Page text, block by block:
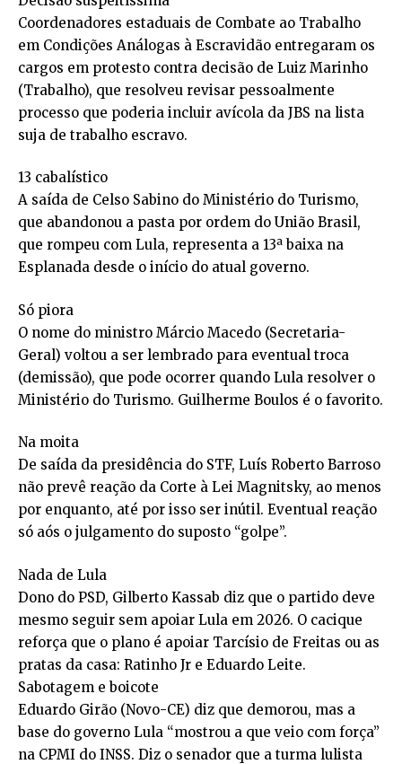
Coordenadores estaduais de Combate ao Trabalho
em Condições Análogas à Escravidão entregaram os
cargos em protesto contra decisão de Luiz Marinho
(Trabalho), que resolveu revisar pessoalmente
processo que poderia incluir avícola da JBS na lista
suja de trabalho escravo.
13 cabalístico
A saída de Celso Sabino do Ministério do Turismo,
que abandonou a pasta por ordem do União Brasil,
que rompeu com Lula, representa a 13ª baixa na
Esplanada desde o início do atual governo.
Só piora
O nome do ministro Márcio Macedo (Secretaria-
Geral) voltou a ser lembrado para eventual troca
(demissão), que pode ocorrer quando Lula resolver o
Ministério do Turismo. Guilherme Boulos é o favorito.
Na moita
De saída da presidência do STF, Luís Roberto Barroso
não prevê reação da Corte à Lei Magnitsky, ao menos
por enquanto, até por isso ser inútil. Eventual reação
só aós o julgamento do suposto “golpe”.
Nada de Lula
Dono do PSD, Gilberto Kassab diz que o partido deve
mesmo seguir sem apoiar Lula em 2026. O cacique
reforça que o plano é apoiar Tarcísio de Freitas ou as
pratas da casa: Ratinho Jr e Eduardo Leite.
Sabotagem e boicote
Eduardo Girão (Novo-CE) diz que demorou, mas a
base do governo Lula “mostrou a que veio com força”
na CPMI do INSS. Diz o senador que a turma lulista